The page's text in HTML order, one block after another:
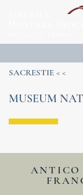
SACRESTIE < <
MUSEUM
ANTICO